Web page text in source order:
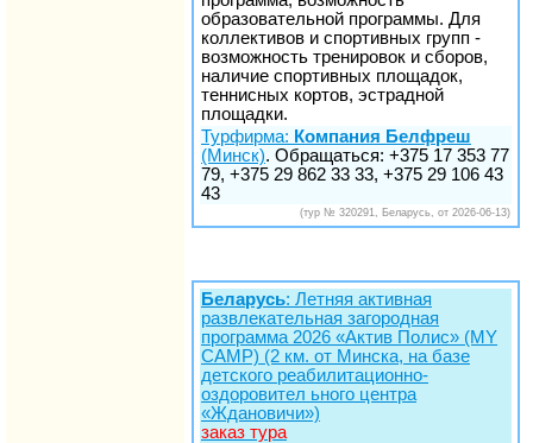
образовательной программы. Для
коллективов и спортивных групп -
возможность тренировок и сборов,
наличие спортивных площадок,
теннисных кортов, эстрадной
площадки.
Турфирма: Компания Белфреш
(Минск). Обращаться: +375 17 353 77
79, +375 29 862 33 33, +375 29 106 43
43
(тур № 320291, Беларусь, от 2026-06-13)
Беларусь: Летняя активная
развлекательная загородная
программа 2026 «Актив Полис» (MY
CAMP) (2 км. от Минска, на базе
детского реабилитационно-
оздоровител ьного центра
«Ждановичи»)
заказ тура